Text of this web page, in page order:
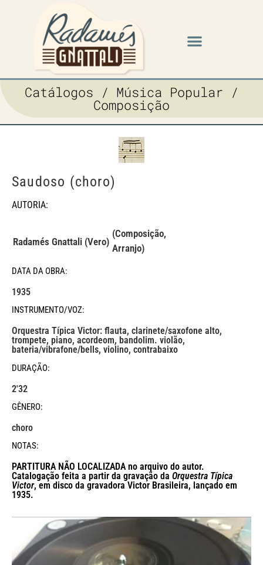
Catálogos / Música Popular /
Composição
Saudoso (choro)
AUTORIA:
Radamés Gnattali (Vero)
(Composição,
Arranjo)
DATA DA OBRA:
1935
INSTRUMENTO/VOZ:
Orquestra Típica Victor: flauta, clarinete/saxofone alto,
trompete, piano, acordeom, bandolim. violão,
bateria/vibrafone/bells, violino, contrabaixo
DURAÇÃO:
2'32
GÊNERO:
choro
NOTAS:
PARTITURA NÃO LOCALIZADA no arquivo do autor.
Catalogação feita a partir da gravação da Orquestra Típica
Victor, em disco da gravadora Victor Brasileira, lançado em
1935.